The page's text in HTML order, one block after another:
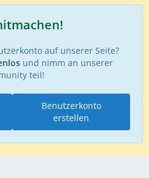
auf unserer Seite?
und nimm an unserer
teil!
Benutzerkonto
erstellen